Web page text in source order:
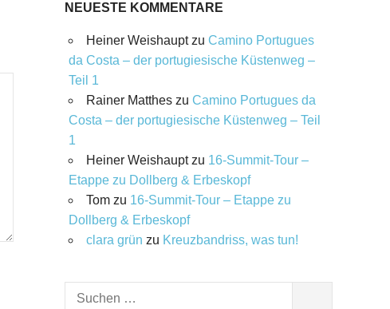
NEUESTE KOMMENTARE
Heiner Weishauptzu Camino Portugues
da Costa – der portugiesische Küstenweg –
Teil 1
Rainer Mattheszu Camino Portugues da
Costa – der portugiesische Küstenweg – Teil
1
Heiner Weishauptzu 16‑Summit‑Tour –
Etappe zu Dollberg & Erbeskopf
Tomzu 16‑Summit‑Tour – Etappe zu
Dollberg & Erbeskopf
clara grün zu Kreuzbandriss, was tun!
Suchen